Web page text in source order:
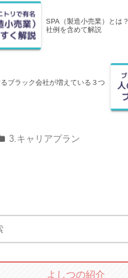
SPA（製造小売業）とは
社例を含めて解説
るブラック会社が増えている３つ
3.キャリアプラン
よしつの紹介